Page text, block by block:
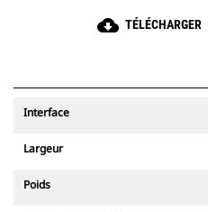
cloud_download TÉLÉCHARGER
Interface
Largeur
Poids